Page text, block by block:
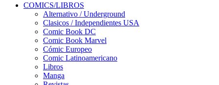
COMICS/LIBROS
Alternativo / Underground
Clasicos / Independientes USA
Comic Book DC
Comic Book Marvel
Cómic Europeo
Comic Latinoamericano
Libros
Manga